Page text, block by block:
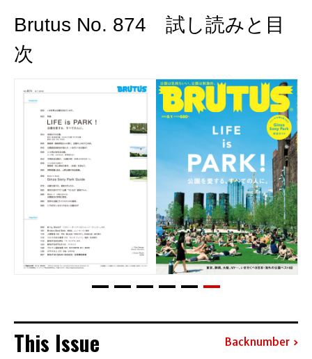
Brutus No. 874 試し読みと目
次
This Issue Backnumber